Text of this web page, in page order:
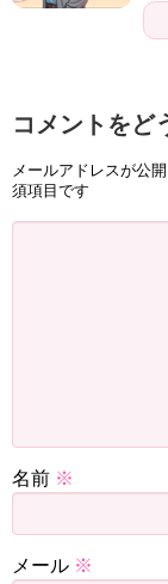
コメントをど
メールアドレスが公
須項目です
名前 ※
メール ※